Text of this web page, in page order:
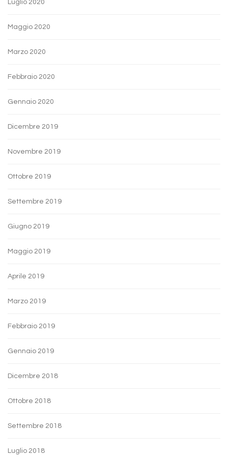
Luglio 2020
Maggio 2020
Marzo 2020
Febbraio 2020
Gennaio 2020
Dicembre 2019
Novembre 2019
Ottobre 2019
Settembre 2019
Giugno 2019
Maggio 2019
Aprile 2019
Marzo 2019
Febbraio 2019
Gennaio 2019
Dicembre 2018
Ottobre 2018
Settembre 2018
Luglio 2018